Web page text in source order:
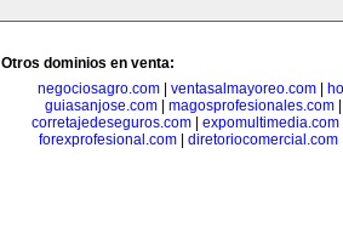
Otros dominios en venta:
negociosagro.com
ventasalmayoreo.com
guiasanjose.com| magosprofesionales.com
corretajedeseguros.com
expomultimedia.com
forexprofesional.com| diretoriocomercial.com